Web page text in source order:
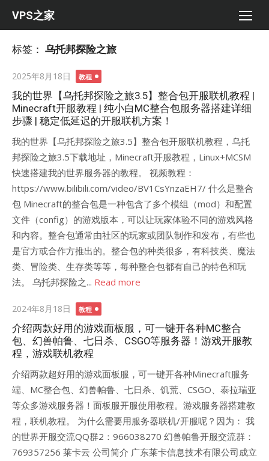
VPS之家
标签： 乌托邦探险之旅
Posted
on
2025年8月18日 教程
我的世界【乌托邦探险之旅3.5】整合包开服联机教程 |
Minecraft开服教程 | 纯小白MC整合包服务器搭建详细
步骤 | 稳定低延迟的开服联机方案！
我的世界【乌托邦探险之旅3.5】整合包开服联机教程，乌托
邦探险之旅3.5下载地址，Minecraft开服教程，Linux+MCSM
快速搭建我的世界服务器的教程。 视频教程：
https://www.bilibili.com/video/BV1CsYnzaEH7/ 什么是整合
包 Minecraft的整合包是一种包含了多个模组（mod）和配置
文件（config）的游戏版本，可以让玩家体验不同的游戏风格
和内容。整合包通常由社区的玩家或团队制作和发布，有些也
是官方或合作方推出的。整合包的种类很多，有科技类、魔法
类、冒险类、生存类等等，每种整合包都有自己的特色和玩
法。 乌托邦探险之... Read more
Posted
on
2024年8月18日 教程
介绍两款好用的游戏面板服，可一键开各种MC整合
包、幻兽帕鲁、七日杀、CSGO等服务器！游戏开服教
程，游戏联机教程
介绍两款超好用的游戏面板服，可一键开各种Minecraft服务
端、MC整合包、幻兽帕鲁、七日杀、饥荒、CSGO、泰拉瑞亚
等众多游戏服务器！面板服开服使用教程。游戏服务器搭建教
程，联机教程。 为什么需要用服务器联机/开服呢？因为： 我
的世界开服交流QQ群2：966038270 幻兽帕鲁开服交流群：
769357256 莱卡云 公司简介 广东莱卡信息技术有限公司成立